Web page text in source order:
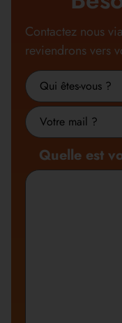
Contactez nous
reviendrons vers
Nom
ou
raison
sociale
Metier
Quelle est